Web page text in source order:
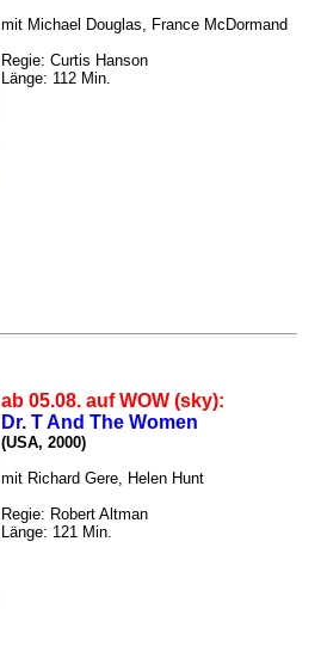
mit Michael Douglas, France McDormand
Regie: Curtis Hanson
Länge: 112 Min.
ab 05.08. auf WOW (sky):
Dr. T And The Women
(USA, 2000)
mit Richard Gere, Helen Hunt
Regie: Robert Altman
Länge: 121 Min.